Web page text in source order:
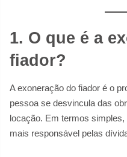
1. O que é a
fiador?
A exoneração do fiador é o
pessoa se desvincula das
locação. Em termos
mais responsável pelas